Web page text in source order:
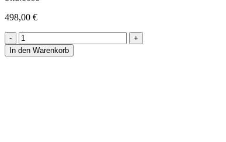
498,00 €
In den Warenkorb